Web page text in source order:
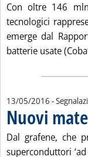
Con oltre 146
tecnologici
emerge dal
batterie usate
13/05/2016 -
Nuovi
Dal grafene, che
superconduttori